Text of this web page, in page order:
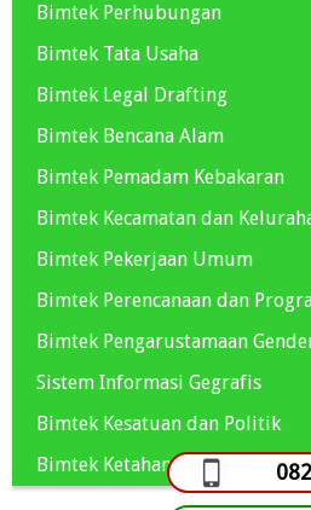
Bimtek Perhubungan
Bimtek Tata Usaha
Bimtek Legal Drafting
Bimtek Bencana Alam
Bimtek Pemadam Kebakaran
Bimtek Kecamatan dan
Bimtek Pekerjaan Umum
Bimtek Perencanaan dan
Bimtek Pengarustamaan
Sistem Informasi Gegrafis
Bimtek Kesatuan dan Politik
Bimtek Ketahanan Pangan